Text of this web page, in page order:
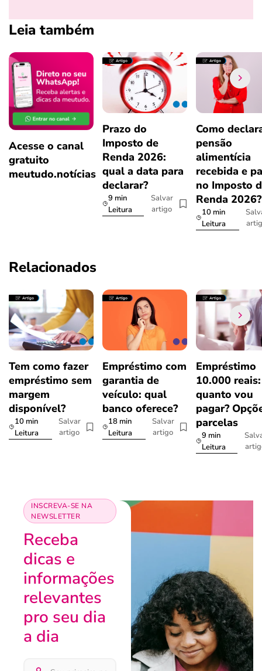
Leia também
Acesse o canal
gratuito
meutudo.notícias
Prazo do
Imposto de
Renda 2026:
qual a data para
declarar?
9 min
Leitura
Salvar
artigo
Como
pensão
alimentícia
recebida e
no Imposto
Renda
10 min
Leitura
Relacionados
Tem como fazer
empréstimo sem
margem
disponível?
10 min
Leitura
Salvar
artigo
Empréstimo com
garantia de
veículo: qual
banco oferece?
18 min
Leitura
Salvar
artigo
Empréstimo
10.000 reais:
quanto vou
pagar?
parcelas
9 min
Leitura
INSCREVA-SE NA
NEWSLETTER
Receba
dicas e
informações
relevantes
pro seu dia
a dia